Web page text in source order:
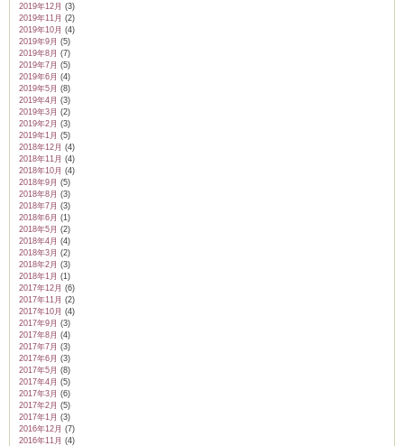
2019年12月 (3)
2019年11月 (2)
2019年10月 (4)
2019年9月 (5)
2019年8月 (7)
2019年7月 (5)
2019年6月 (4)
2019年5月 (8)
2019年4月 (3)
2019年3月 (2)
2019年2月 (3)
2019年1月 (5)
2018年12月 (4)
2018年11月 (4)
2018年10月 (4)
2018年9月 (5)
2018年8月 (3)
2018年7月 (3)
2018年6月 (1)
2018年5月 (2)
2018年4月 (4)
2018年3月 (2)
2018年2月 (3)
2018年1月 (1)
2017年12月 (6)
2017年11月 (2)
2017年10月 (4)
2017年9月 (3)
2017年8月 (4)
2017年7月 (3)
2017年6月 (3)
2017年5月 (8)
2017年4月 (5)
2017年3月 (6)
2017年2月 (5)
2017年1月 (3)
2016年12月 (7)
2016年11月 (4)